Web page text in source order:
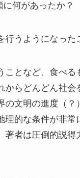
何があったか？
行うようになった
ことなど、食べる
からどんどん社会
の文明の進度（？
理的な条件が非常
著者は圧倒的説得